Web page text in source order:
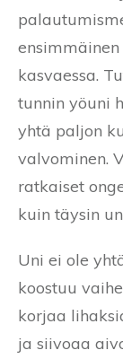
kasvaessa.
tunnin yöuni
yhtä paljon
valvominen.
ratkaiset
kuin täysin
Uni ei ole
koostuu
korjaa
ja siivoaa